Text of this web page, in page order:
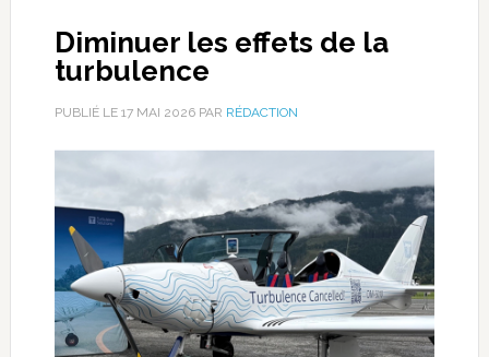
Diminuer les effets de la
turbulence
PUBLIÉ LE 17 MAI 2026PAR RÉDACTION